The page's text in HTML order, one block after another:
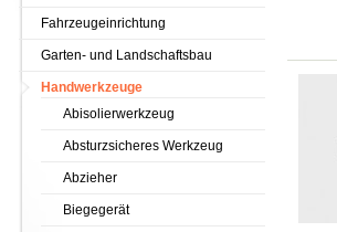
Fahrzeugeinrichtung
Garten- und Landschaftsbau
Handwerkzeuge
Abisolierwerkzeug
Absturzsicheres Werkzeug
Abzieher
Biegegerät